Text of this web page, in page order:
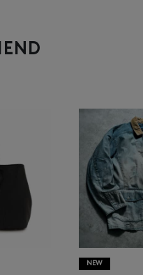
NEW